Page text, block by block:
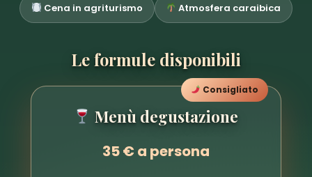
Cena in agriturismo Atmosfera caraibica
Le formule disponibili
Consigliato
Menù degustazione
35 € a persona